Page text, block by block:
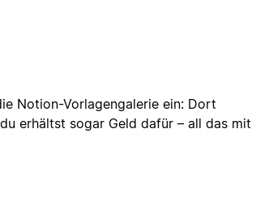
Notion-Vorlagengalerie ein: Dort
erhältst sogar Geld dafür – all das mit